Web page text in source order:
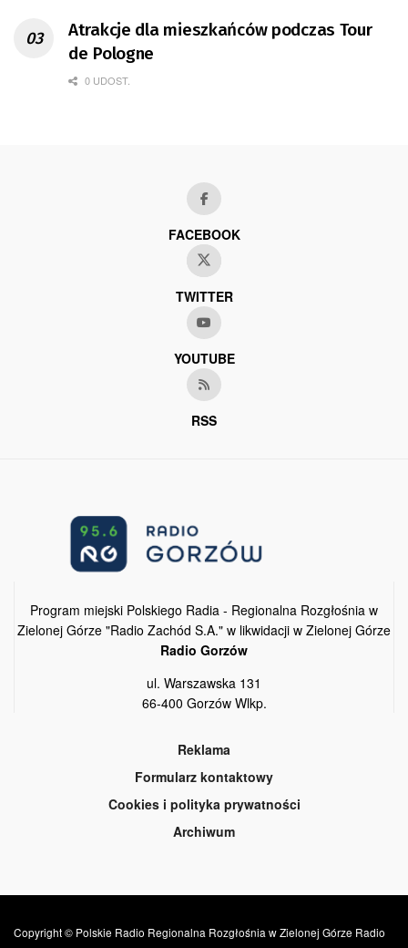
Atrakcje dla mieszkańców podczas Tour
de Pologne
0 UDOST.
FACEBOOK
TWITTER
YOUTUBE
RSS
Program miejski Polskiego Radia - Regionalna Rozgłośnia w
Zielonej Górze "Radio Zachód S.A." w likwidacji w Zielonej Górze
Radio Gorzów
ul. Warszawska 131
66-400 Gorzów Wlkp.
Reklama
Formularz kontaktowy
Cookies i polityka prywatności
Archiwum
Copyright © Polskie Radio Regionalna Rozgłośnia w Zielonej Górze Radio